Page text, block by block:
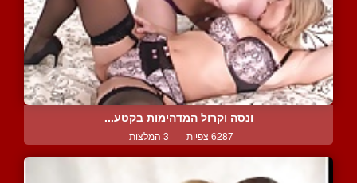
ונסה וקרול המדהימות בקטע...
6287 צפיות | 3 המלצות